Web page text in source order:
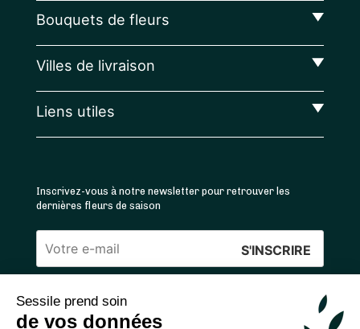
Sessile prend soin
de vos données
Bouquets de fleurs
Villes de livraison
Liens utiles
Inscrivez-vous à notre newsletter pour retrouver les
dernières fleurs de saison
Veuillez
ce
champ
4.4 /5 ⭐ | 120 000+ bouquets livrés |
Achats 100% sécurisés